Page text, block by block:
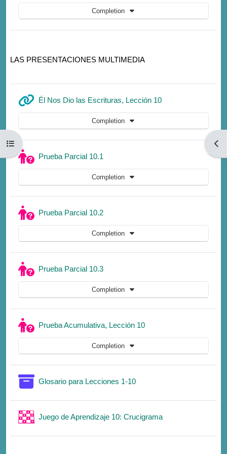
Open course index
Completion
LAS PRESENTACIONES MULTIMEDIA
Él Nos Dio las Escrituras, Lección 10URL
Completion
Prueba Parcial 10.1
Completion
Prueba Parcial 10.2Quiz
Completion
Prueba Parcial 10.3Quiz
Completion
Prueba Acumulativa, Lección 10Quiz
Completion
Glosario para Lecciones 1-10Glossary
Juego de Aprendizaje 10: CrucigramaGame